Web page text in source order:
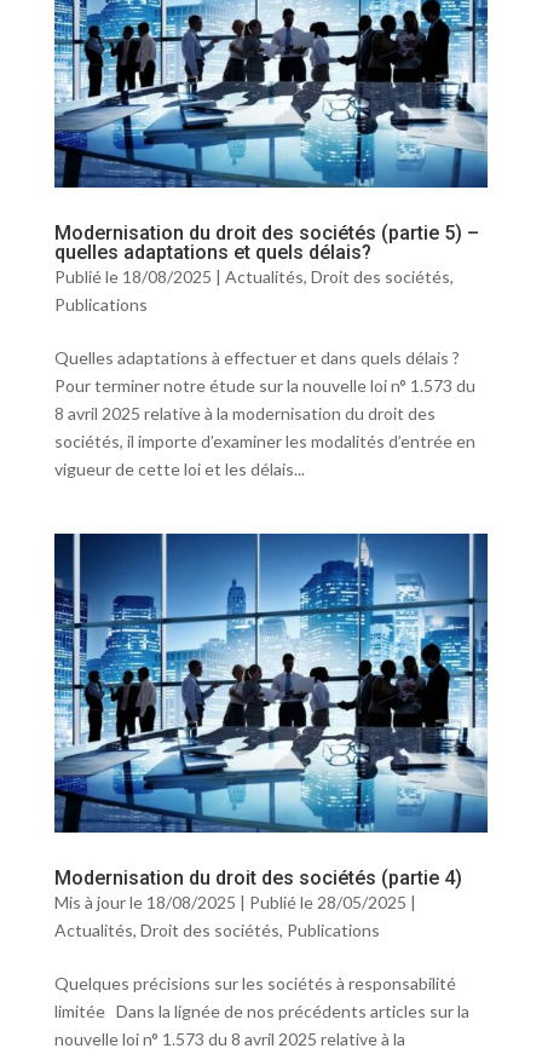
Modernisation du droit des sociétés (partie 5) –
quelles adaptations et quels délais?
Publié le 18/08/2025 | Actualités, Droit des sociétés,
Publications
Quelles adaptations à effectuer et dans quels délais ?
Pour terminer notre étude sur la nouvelle loi n° 1.573 du
8 avril 2025 relative à la modernisation du droit des
sociétés, il importe d’examiner les modalités d’entrée en
vigueur de cette loi et les délais...
Modernisation du droit des sociétés (partie 4)
Mis à jour le 18/08/2025 | Publié le 28/05/2025 |
Actualités, Droit des sociétés, Publications
Quelques précisions sur les sociétés à responsabilité
limitée Dans la lignée de nos précédents articles sur la
nouvelle loi n° 1.573 du 8 avril 2025 relative à la